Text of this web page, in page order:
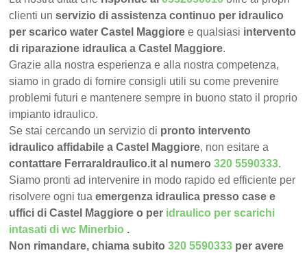
clienti unservizio di assistenza continuo per idraulico
per scarico water Castel Maggiore e qualsiasi intervento
di riparazione idraulica a Castel Maggiore.
Grazie alla nostra esperienza e alla nostra competenza,
siamo in grado di fornire consigli utili su come prevenire
problemi futuri e mantenere sempre in buono stato il proprio
impianto idraulico.
Se stai cercando un servizio di pronto intervento
idraulico affidabile a Castel Maggiore, non esitare a
contattare FerraraIdraulico.it al numero320 5590333.
Siamo pronti ad intervenire in modo rapido ed efficiente per
risolvere ogni tuaemergenza idraulica presso case e
uffici di Castel Maggiore o per idraulico per scarichi
intasati di wc Minerbio .
Non rimandare, chiama subito320 5590333 per avere